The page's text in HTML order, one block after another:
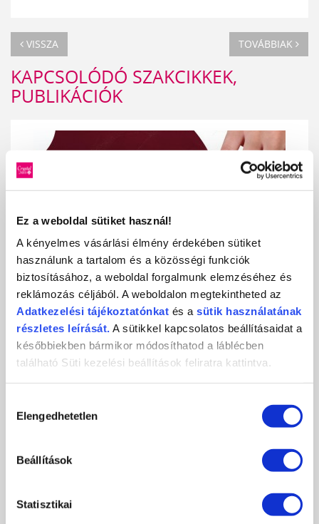
Ez a weboldal sütiket használ!
A kényelmes vásárlási élmény érdekében sütiket
használunk a tartalom és a közösségi funkciók
biztosításához, a weboldal forgalmunk elemzéséhez és
reklámozás céljából. A weboldalon megtekintheted az
Adatkezelési tájékoztatónkat és a sütik használatának
részletes leírását. A sütikkel kapcsolatos beállításaidat a
későbbiekben bármikor módosíthatod a láblécben
található Süti kezelési beállítások feliratra kattintva.
kiválasztása
Elengedhetetlen
Beállítások
Statisztikai
VISSZA TOVÁBBIAK
KAPCSOLÓDÓ SZAKCIKKEK,
PUBLIKÁCIÓK
KÖRMÖSNAP 2024/25 TÉL
2024-10-29
Csatlakozz november 9-én személyesen, vagy november 10-én
online, és ismerd meg első...